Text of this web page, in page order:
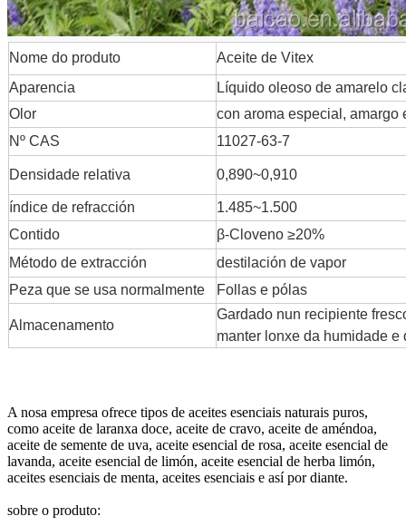
Nome do produto
Aceite de Vitex
Aparencia
Líquido oleoso de amarelo
Olor
con aroma especial, amargo
Nº CAS
11027-63-7
Densidade relativa 0,890~0,910
índice de refracción
1.485~1.500
Contido
β-Cloveno ≥20%
Método de extracción
destilación de vapor
Peza que se usa normalmente
Follas e pólas
Almacenamento
Gardado nun recipiente
manter lonxe da humidade e
A nosa empresa ofrece tipos de aceites esenciais naturais puros,
como aceite de laranxa doce, aceite de cravo, aceite de améndoa,
aceite de semente de uva, aceite esencial de rosa, aceite esencial de
lavanda, aceite esencial de limón, aceite esencial de herba limón,
aceites esenciais de menta, aceites esenciais e así por diante.
sobre o produto: